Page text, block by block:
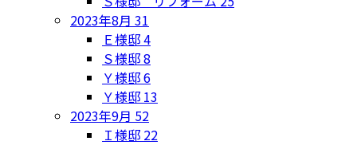
2023年8月 31
Ｅ様邸4
Ｓ様邸8
Ｙ様邸6
Ｙ様邸 13
2023年9月 52
Ｉ様邸 22